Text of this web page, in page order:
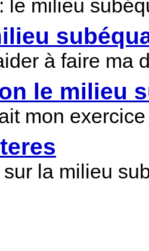
le milieu
à faire ma
le milieu
mon
la milieu